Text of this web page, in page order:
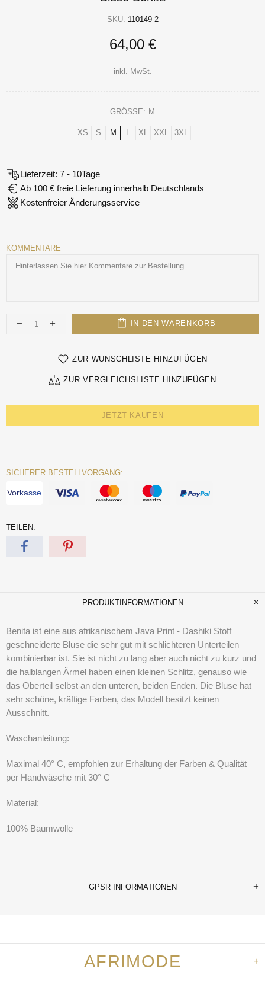
SKU: 110149-2
64,00 €
inkl. MwSt.
GRÖSSE: M
XS S M L XL XXL 3XL
Lieferzeit: 7 - 10Tage
Ab 100 € freie Lieferung innerhalb Deutschlands
Kostenfreier Änderungsservice
KOMMENTARE
IN DEN WARENKORB
ZUR WUNSCHLISTE HINZUFÜGEN
ZUR VERGLEICHSLISTE HINZUFÜGEN
JETZT KAUFEN
SICHERER BESTELLVORGANG:
Vorkasse
TEILEN:
PRODUKTINFORMATIONEN
Benita ist eine aus afrikanischem Java Print - Dashiki Stoff
geschneiderte Bluse die sehr gut mit schlichteren Unterteilen
kombinierbar ist. Sie ist nicht zu lang aber auch nicht zu kurz und
die halblangen Ärmel haben einen kleinen Schlitz, genauso wie
das Oberteil selbst an den unteren, beiden Enden. Die Bluse hat
sehr schöne, kräftige Farben, das Modell besitzt keinen
Ausschnitt.
Waschanleitung:
Maximal 40° C, empfohlen zur Erhaltung der Farben & Qualität
per Handwäsche mit 30° C
Material:
100% Baumwolle
GPSR INFORMATIONEN
AFRIMODE